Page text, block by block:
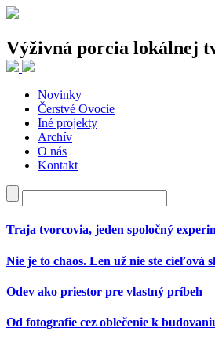
Výživná porcia lokálnej
Najnovšie články
Traja tvorcovia, jeden spoločný
Nie je to chaos. Len už nie ste
Odev ako priestor pre vlastný príbeh
Od fotografie cez oblečenie k
Novinky
Čerstvé Ovocie
Iné projekty
Archív
O nás
Kontakt
Traja tvorcovia, jeden spoločný
Nie je to chaos. Len už nie ste cieľová
Odev ako priestor pre vlastný príbeh
Od fotografie cez oblečenie k